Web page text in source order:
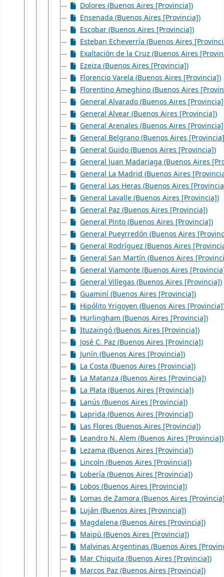
Dolores (Buenos Aires [Provincia])
Ensenada (Buenos Aires [Provincia])
Escobar (Buenos Aires [Provincia])
Esteban Echeverría (Buenos Aires
Exaltación de la Cruz (Buenos Aires
Ezeiza (Buenos Aires [Provincia])
Florencio Varela (Buenos Aires [Provincia])
Florentino Ameghino (Buenos Aires
General Alvarado (Buenos Aires
General Alvear (Buenos Aires [Provincia])
General Arenales (Buenos Aires
General Belgrano (Buenos Aires
General Guido (Buenos Aires [Provincia])
General Juan Madariaga (Buenos Aires
General La Madrid (Buenos Aires
General Las Heras (Buenos Aires
General Lavalle (Buenos Aires [Provincia])
General Paz (Buenos Aires [Provincia])
General Pinto (Buenos Aires [Provincia])
General Pueyrredón (Buenos Aires
General Rodríguez (Buenos Aires
General San Martín (Buenos Aires
General Viamonte (Buenos Aires
General Villegas (Buenos Aires [Provincia])
Guaminí (Buenos Aires [Provincia])
Hipólito Yrigoyen (Buenos Aires
Hurlingham (Buenos Aires [Provincia])
Ituzaingó (Buenos Aires [Provincia])
José C. Paz (Buenos Aires [Provincia])
Junín (Buenos Aires [Provincia])
La Costa (Buenos Aires [Provincia])
La Matanza (Buenos Aires [Provincia])
La Plata (Buenos Aires [Provincia])
Lanús (Buenos Aires [Provincia])
Laprida (Buenos Aires [Provincia])
Las Flores (Buenos Aires [Provincia])
Leandro N. Alem (Buenos Aires [Provincia])
Lezama (Buenos Aires [Provincia])
Lincoln (Buenos Aires [Provincia])
Lobería (Buenos Aires [Provincia])
Lobos (Buenos Aires [Provincia])
Lomas de Zamora (Buenos Aires
Luján (Buenos Aires [Provincia])
Magdalena (Buenos Aires [Provincia])
Maipú (Buenos Aires [Provincia])
Malvinas Argentinas (Buenos Aires
Mar Chiquita (Buenos Aires [Provincia])
Marcos Paz (Buenos Aires [Provincia])